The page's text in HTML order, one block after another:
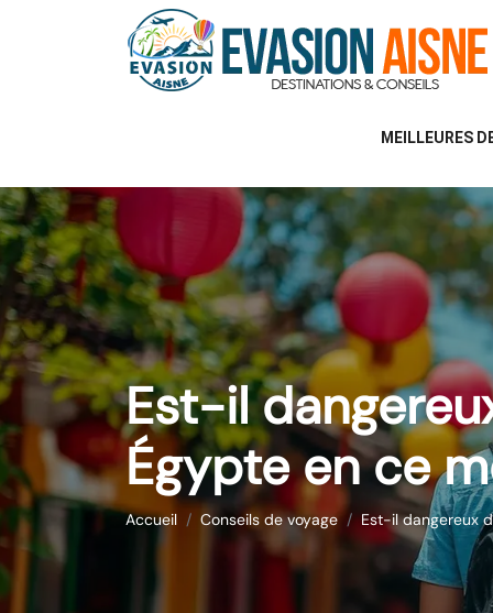
MEILLEURES
Est-il
Égypte en ce
Accueil Conseils de voyage Est-il dangereux